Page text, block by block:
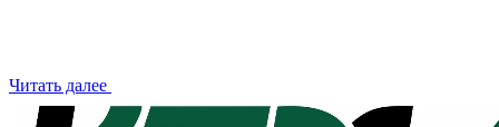
Читать далее